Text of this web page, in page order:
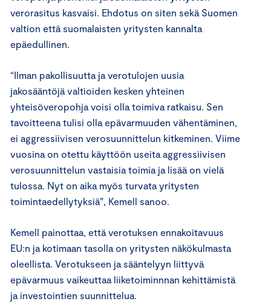
verorasitus kasvaisi. Ehdotus on siten sekä Suomen
valtion että suomalaisten yritysten kannalta
epäedullinen.
“Ilman pakollisuutta ja verotulojen uusia
jakosääntöjä valtioiden kesken yhteinen
yhteisöveropohja voisi olla toimiva ratkaisu. Sen
tavoitteena tulisi olla epävarmuuden vähentäminen,
ei aggressiivisen verosuunnittelun kitkeminen. Viime
vuosina on otettu käyttöön useita aggressiivisen
verosuunnittelun vastaisia toimia ja lisää on vielä
tulossa. Nyt on aika myös turvata yritysten
toimintaedellytyksiä”, Kemell sanoo.
Kemell painottaa, että verotuksen ennakoitavuus
EU:n ja kotimaan tasolla on yritysten näkökulmasta
oleellista. Verotukseen ja sääntelyyn liittyvä
epävarmuus vaikeuttaa liiketoiminnnan kehittämistä
ja investointien suunnittelua.